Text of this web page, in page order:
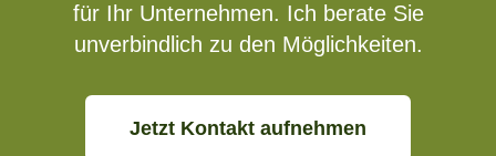
für Ihr Unternehmen. Ich berate Sie
unverbindlich zu den Möglichkeiten.
Jetzt Kontakt aufnehmen